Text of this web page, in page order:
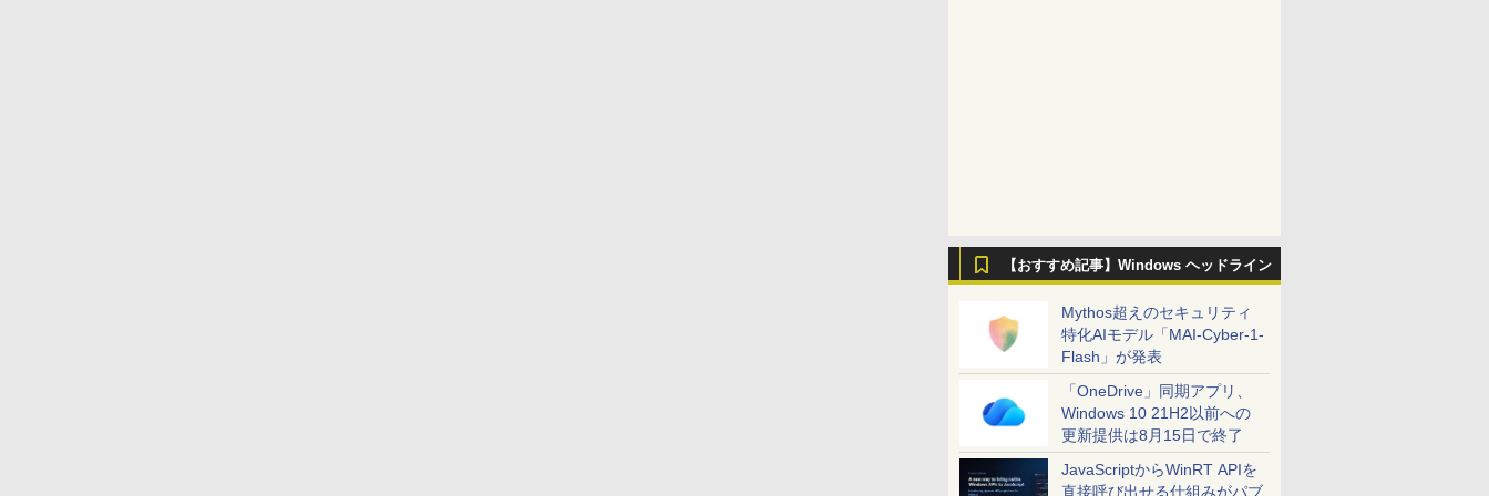
【おすすめ記事】Windows ヘッドライン
Mythos超えのセキュリティ
特化AIモデル「MAI-Cyber-1-
Flash」が発表
「OneDrive」同期アプリ、
Windows 10 21H2以前への
更新提供は8月15日で終了
JavaScriptからWinRT APIを
直接呼び出せる仕組みがパブ